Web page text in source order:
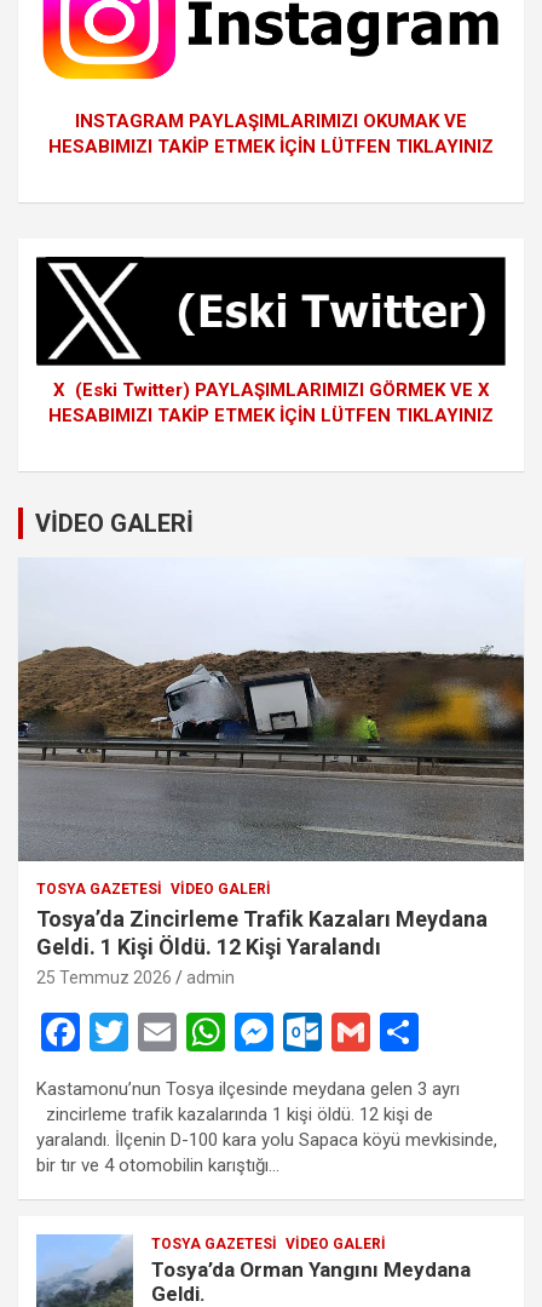
INSTAGRAM PAYLAŞIMLARIMIZI OKUMAK VE
HESABIMIZI TAKİP ETMEK İÇİN LÜTFEN TIKLAYINIZ
X (Eski Twitter) PAYLAŞIMLARIMIZI GÖRMEK VE X
HESABIMIZI TAKİP ETMEK İÇİN LÜTFEN TIKLAYINIZ
VİDEO GALERİ
TOSYA GAZETESI VIDEO GALERI
Tosya’da Zincirleme Trafik Kazaları Meydana
Geldi. 1 Kişi Öldü. 12 Kişi Yaralandı
25 Temmuz 2026 admin
F
ce
b
o
o
k
T
wi
tt
er
E
ail
W
at
s
A
p
M
es
se
n
g
er
O
ut
lo
o
o
G
m
ail
h
ar
e
Kastamonu’nun Tosya ilçesinde meydana gelen 3 ayrı
zincirleme trafik kazalarında 1 kişi öldü. 12 kişi de
yaralandı. İlçenin D-100 kara yolu Sapaca köyü mevkisinde,
bir tır ve 4 otomobilin karıştığı…
TOSYA GAZETESI VIDEO GALERI
Tosya’da Orman Yangını Meydana
Geldi.